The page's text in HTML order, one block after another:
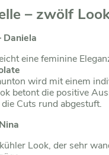
– zwölf
Daniela
eine feminine
wird mit einem
betont die positive
Cuts rund abgestuft.
Look, der sehr